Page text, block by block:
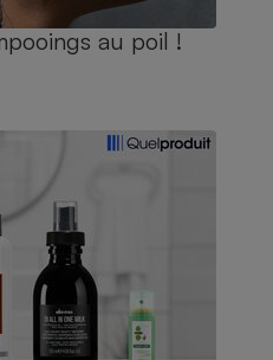
au poil !